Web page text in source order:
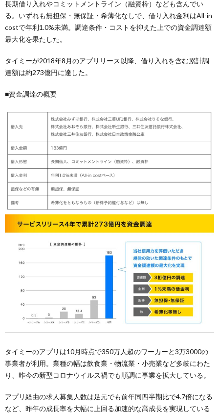
長期借り入れやコミットメントライン（融資枠）なども含んでい
る。いずれも無担保・無保証・希薄化なしで、借り入れ金利はAll-in
costで年利1.0%未満。調達条件・コストを抑えた上での資金調達額
最大化を果たした。
タイミーが2018年8月のアプリリース以降、借り入れを含む累計調
達額は約273億円に達した。
■資金調達の概要
タイミーのアプリは10月時点で350万人超のワーカーと3万3000の
事業者が利用。業種の幅は飲食業・物流業・小売業など多岐にわた
り、昨今の新型コロナウイルス禍でも順調に事業を拡大している。
アプリ経由の求人募集人数は足元でも前年同四半期比で4.7倍になる
など、昨年の成長率を大幅に上回る加速的な高成長を実現している